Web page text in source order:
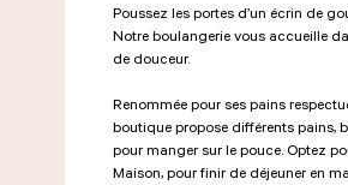
Poussez les portes d’un écrin de
Notre boulangerie vous accueille
de douceur.
Renommée pour ses pains
boutique propose différents pains,
pour manger sur le pouce. Optez
Maison, pour finir de déjeuner en